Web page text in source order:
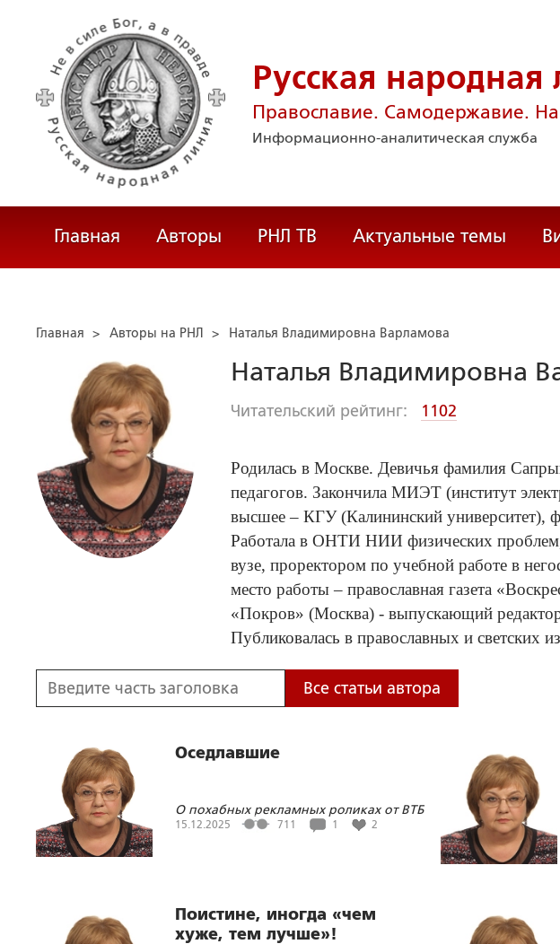
Русская народная
Православие. Самодержавие.
Информационно-аналитическая служба
Главная Авторы РНЛ ТВ Актуальные темы
Главная > Авторы на РНЛ > Наталья Владимировна Варламова
Наталья Владимировна
Читательский рейтинг: 1102
Родилась в Москве. Девичья фамилия
педагогов. Закончила МИЭТ (институт
высшее – КГУ (Калининский университет),
Работала в ОНТИ НИИ физических проблем,
вузе, проректором по учебной работе в
место работы – православная газета
«Покров» (Москва) - выпускающий
Публиковалась в православных и светских
Все статьи автора
Оседлавшие
О похабных рекламных роликах от ВТБ
15.12.2025 711 1 2
Поистине, иногда «чем
хуже, тем лучше»!